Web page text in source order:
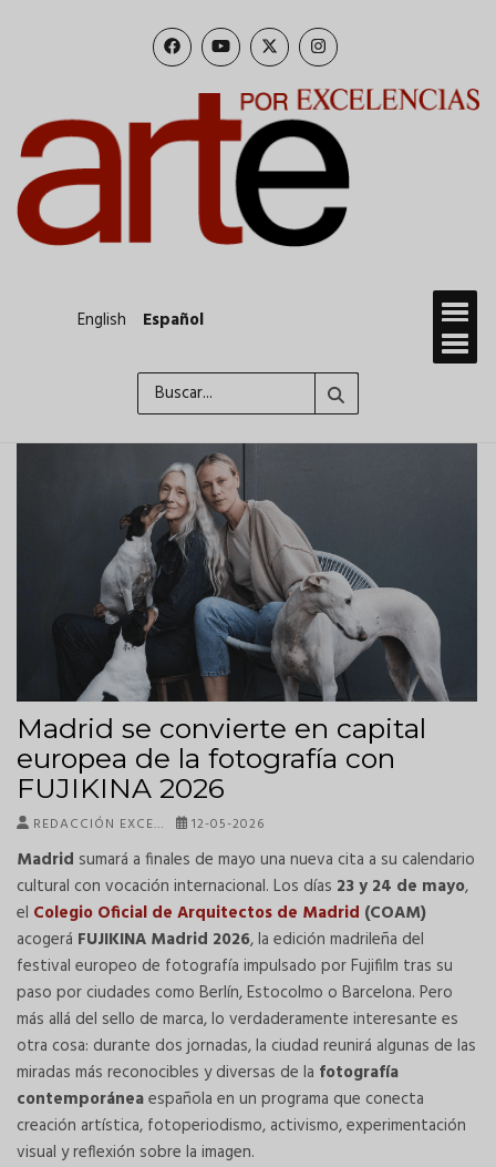
English Español
Madrid se convierte en capital
europea de la fotografía con
FUJIKINA 2026
REDACCIÓN EXCE… 12-05-2026
Madrid sumará a finales de mayo una nueva cita a su calendario
cultural con vocación internacional. Los días 23 y 24 de mayo,
el Colegio Oficial de Arquitectos de Madrid (COAM)
acogerá FUJIKINA Madrid 2026, la edición madrileña del
festival europeo de fotografía impulsado por Fujifilm tras su
paso por ciudades como Berlín, Estocolmo o Barcelona. Pero
más allá del sello de marca, lo verdaderamente interesante es
otra cosa: durante dos jornadas, la ciudad reunirá algunas de las
miradas más reconocibles y diversas de la fotografía
contemporáneaespañola en un programa que conecta
creación artística, fotoperiodismo, activismo, experimentación
visual y reflexión sobre la imagen.